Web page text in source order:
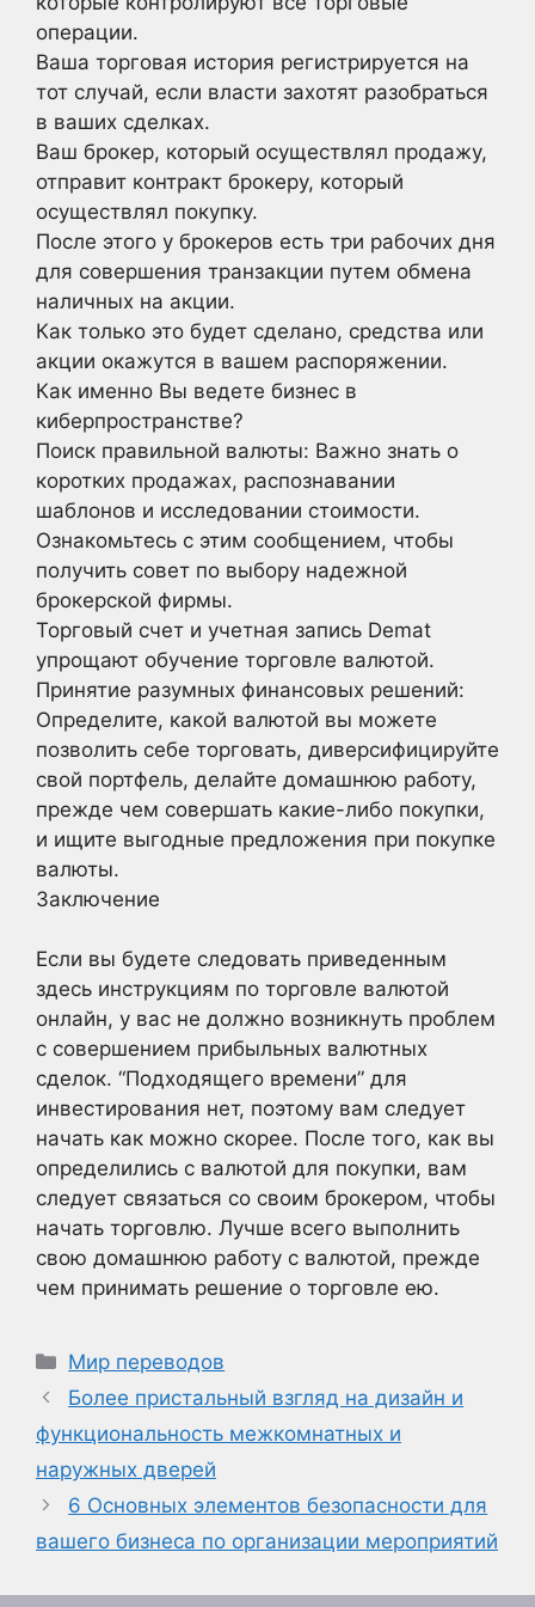
операции.
Ваша торговая история регистрируется на
тот случай, если власти захотят разобраться
в ваших сделках.
Ваш брокер, который осуществлял продажу,
отправит контракт брокеру, который
осуществлял покупку.
После этого у брокеров есть три рабочих дня
для совершения транзакции путем обмена
наличных на акции.
Как только это будет сделано, средства или
акции окажутся в вашем распоряжении.
Как именно Вы ведете бизнес в
киберпространстве?
Поиск правильной валюты: Важно знать о
коротких продажах, распознавании
шаблонов и исследовании стоимости.
Ознакомьтесь с этим сообщением, чтобы
получить совет по выбору надежной
брокерской фирмы.
Торговый счет и учетная запись Demat
упрощают обучение торговле валютой.
Принятие разумных финансовых решений:
Определите, какой валютой вы можете
позволить себе торговать, диверсифицируйте
свой портфель, делайте домашнюю работу,
прежде чем совершать какие-либо покупки,
и ищите выгодные предложения при покупке
валюты.
Заключение
Если вы будете следовать приведенным
здесь инструкциям по торговле валютой
онлайн, у вас не должно возникнуть проблем
с совершением прибыльных валютных
сделок. “Подходящего времени” для
инвестирования нет, поэтому вам следует
начать как можно скорее. После того, как вы
определились с валютой для покупки, вам
следует связаться со своим брокером, чтобы
начать торговлю. Лучше всего выполнить
свою домашнюю работу с валютой, прежде
чем принимать решение о торговле ею.
Рубрики
Мир переводов
Более пристальный взгляд на дизайн и
функциональность межкомнатных и
наружных дверей
6 Основных элементов безопасности для
вашего бизнеса по организации мероприятий